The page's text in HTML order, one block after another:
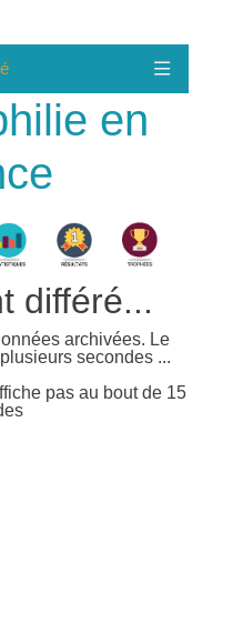
en
différé...
archivées. Le
secondes ...
pas au bout de 15